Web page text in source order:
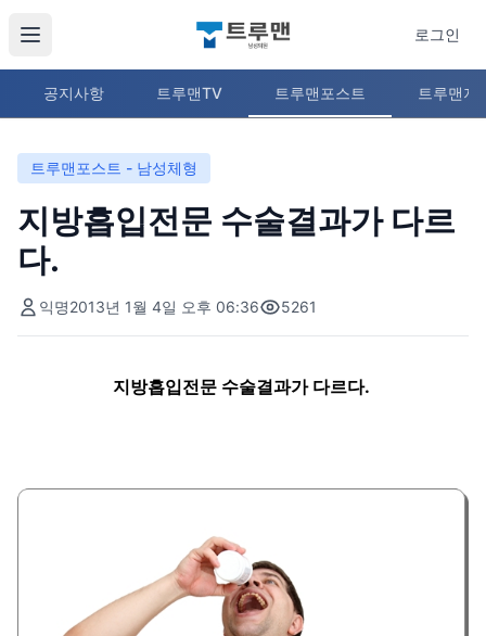
로그인
공지사항 트루맨TV 트루맨포스트 트루맨지
트루맨포스트 - 남성체형
지방흡입전문 수술결과가 다르
다.
익명2013년 1월 4일 오후 06:36 5261
지방흡입전문 수술결과가 다르다.